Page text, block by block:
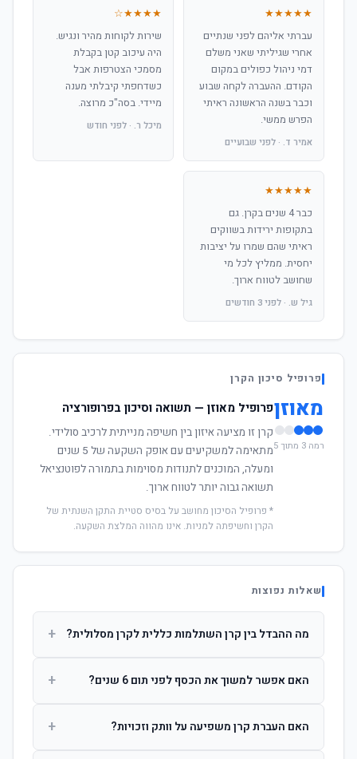
★★★★★
עברתי אליהם לפני שנתיים
אחרי שגיליתי שאני משלם
דמי ניהול כפולים במקום
הקודם. ההעברה לקחה שבוע
וכבר בשנה הראשונה ראיתי
הפרש ממשי.
אמיר ד. · לפני שבועיים
★★★★☆
שירות לקוחות מהיר ונגיש.
היה עיכוב קטן בקבלת
מסמכי הצטרפות אבל
כשדחפתי קיבלתי מענה
מיידי. בסה"כ מרוצה.
מיכל ר. · לפני חודש
★★★★★
כבר 4 שנים בקרן. גם
בתקופות ירידות בשווקים
ראיתי שהם שמרו על יציבות
יחסית. ממליץ לכל מי
שחושב לטווח ארוך.
גיל ש. · לפני 3 חודשים
פרופיל סיכון הקרן
מאוזן
רמה 3 מתוך 5
פרופיל מאוזן — תשואה וסיכון בפרופורציה
קרן זו מציעה איזון בין חשיפה מנייתית לרכיב סולידי.
מתאימה למשקיעים עם אופק השקעה של 5 שנים
ומעלה, המוכנים לתנודות מסוימות בתמורה לפוטנציאל
תשואה גבוה יותר לטווח ארוך.
* פרופיל הסיכון מחושב על בסיס סטיית התקן השנתית של
הקרן וחשיפתה למניות. אינו מהווה המלצת השקעה.
שאלות נפוצות
מה ההבדל בין קרן השתלמות כללית לקרן מסלולית? +
ההשקעות. קרן מסלולית עוקבת אחרי מדד ספציפי ומאפשרת
האם אפשר למשוך את הכסף לפני תום 6 שנים? +
הרווחים. לאחר 6 שנים ניתן למשוך פטור ממס עד לתקרה
האם העברת קרן משפיעה על וותק וזכויות? +